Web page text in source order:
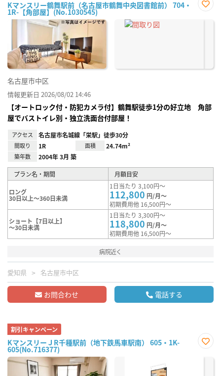
Kマンスリー鶴舞駅前（名古屋市鶴舞中央図書館前） 704・
1R-【角部屋】(No.1030545)
に入
名古屋市中区
情報更新日 2026/08/02 14:46
【オートロック付・防犯カメラ付】鶴舞駅徒歩1分の好立地 角部
屋でバストイレ別・独立洗面台付部屋！
アクセス 名古屋市名城線「栄駅」徒歩30分
間取り 1R 面積 24.74m²
築年数 2004年 3月 築
プラン名・期間 月額目安
ロング
30日以上～360日未満
1日当たり 3,100円～
112,800 円/月～
初期費用他 16,500円～
ショート【7日以上】
～30日未満
1日当たり 3,300円～
118,800 円/月～
初期費用他 16,500円～
病院近く
愛知県 名古屋市中区
お問合わせ 電話する
割引キャンペーン
KマンスリーＪR千種駅前（地下鉄馬車駅南） 605・1K-
605(No.716377)
に入